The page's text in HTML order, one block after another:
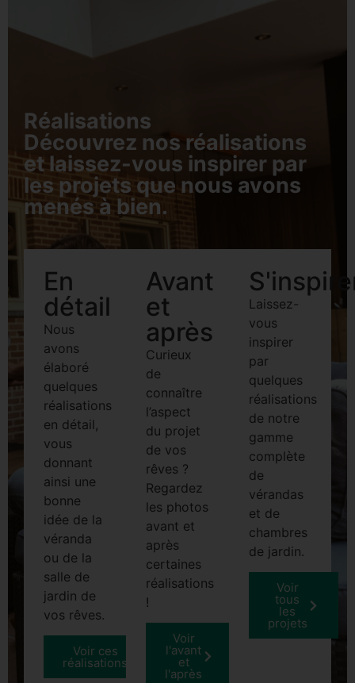
Réalisations
Découvrez nos réalisations
et laissez-vous inspirer par
les projets que nous avons
menés à bien.
En
détail
Nous
avons
élaboré
quelques
réalisations
en détail,
vous
donnant
ainsi une
bonne
idée de la
véranda
ou de la
salle de
jardin de
vos rêves.
Voir ces
réalisations
Avant
et
après
Curieux
de
connaître
l’aspect
du projet
de vos
rêves ?
Regardez
les photos
avant et
après
certaines
réalisations
!
Voir
l'avant
et
l'après
Laissez-
vous
inspirer
par
quelques
réalisations
de notre
gamme
complète
de
vérandas
et de
chambres
de jardin.
Voir
tous
les
projets